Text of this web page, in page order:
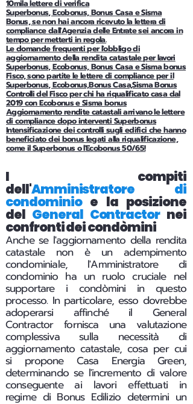
10mila lettere di verifica
Superbonus, Ecobonus, Bonus Casa e Sisma
Bonus, se non hai ancora ricevuto la lettera di
compliance dall'Agenzia delle Entrate sei ancora in
tempo per metterti in regola.
Le domande frequenti per l'obbligo di
aggiornamento della rendita catastale per lavori
Superbonus, Ecobonus, Bonus Casa e Sisma bonus
Fisco, sono partite le lettere di compliance per il
Superbonus, Ecobonus,Bonus Casa,Sisma Bonus
Controlli del Fisco per chi ha riqualificato casa dal
2019 con Ecobonus e Sisma bonus
Aggiornamento rendite catastali arrivano le lettere
di compliance dopo interventi Superbonus
Intensificazione dei controlli sugli edifici che hanno
beneficiato dei bonus legati alla riqualificazione,
come il Superbonus o l'Ecobonus 50/65!
I compiti
dell'Amministratore di
condominioe la posizione
del General Contractornei
confronti dei condòmini
Anche se l'aggiornamento della rendita
catastale non è un adempimento
condominiale, l'Amministratore di
condominio ha un ruolo cruciale nel
supportare i condòmini in questo
processo. In particolare, esso dovrebbe
adoperarsi affinché il General
Contractor fornisca una valutazione
complessiva sulla necessità di
aggiornamento catastale, cosa per cui
si propone Casa Energia Green,
determinando se l'incremento di valore
conseguente ai lavori effettuati in
regime di Bonus Edilizio determini un